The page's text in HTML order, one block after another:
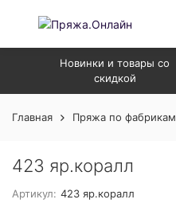
Новинки и товары со
скидкой
Главная Пряжа по фабрикам
423 яр.коралл
Артикул: 423 яр.коралл